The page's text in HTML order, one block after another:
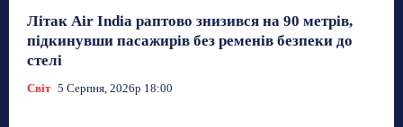
Літак Air India раптово знизився на 90 метрів,
підкинувши пасажирів без ременів безпеки до
стелі
Світ 5 Серпня, 2026р 18:00